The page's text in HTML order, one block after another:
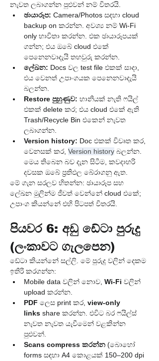
නැවත ලබාගන්න පුළුවන් නම් විතරයි.
ඡායාරූප: Camera/Photos සඳහා cloud
backup on කරන්න. අවශ්‍ය නම් Wi-Fi
only භාවිතා කරන්න. එක ඡායාරූපයක්
ගන්න; එය ඔබේ cloud එකේ
පෙනෙනවාදැයි තහවුරු කරන්න.
ලේඛන: Docs වල test file එකක් සාදා,
එය වෙනත් උපාංගයක පෙනෙනවාදැයි
බලන්න.
Restore පුහුණුව: හානියක් නැති ෆයිල්
එකක් delete කර; එය cloud එකේ ඇති
Trash/Recycle Bin එකෙන් නැවත
ලබාගන්න.
Version history: Doc එකක් විවෘත කර,
වෙනසක් කර, Version history බලන්න.
මෙය තිබෙන බව දැන සිටීම, කවදාහරි
දවසක ඔබේ ප්‍රතිඵල බේරාගනු ඇත.
මේ ගැන සරලව හිතන්න: ඡායාරූප සහ
ලේඛන මුලින්ම ජීවත් වෙන්නේ cloud එකේ;
උපාංග කියන්නේ එහි පිටපත් විතරයි.
පියවර 6: අඩු ඩේටා පුරුදු
(ලංකාවට ගැලපෙන)
ඩේටා කියන්නේ සල්ලි. මේ පුරුදු වලින් දෙකම
ඉතිරි කරගන්න:
Mobile data වලින් නොව, Wi-Fi වලින්
upload කරන්න.
PDF ලෙස print කර, view-only
links share කරන්න. එවිට බර ෆයිල්ස්
නැවත නැවත යැවීමෙන් වළකින්න
පුළුවන්.
Scans compress කරන්න (බොහෝ
forms සඳහා A4 කොළයක් 150–200 dpi